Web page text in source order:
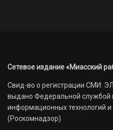
Сетевое издание «Миасский
Свид-во о регистрации СМИ:
выдано Федеральной службой
информационных технологий
(Роскомнадзор)